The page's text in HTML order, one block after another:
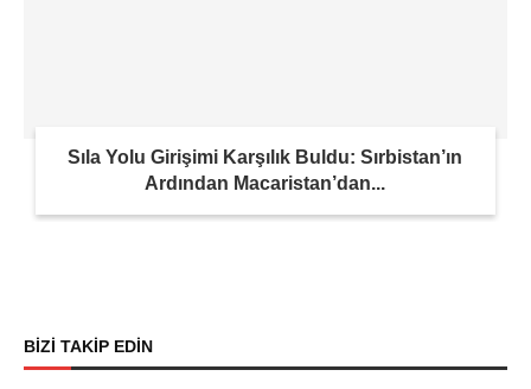
Sıla Yolu Girişimi Karşılık Buldu: Sırbistan’ın
Ardından Macaristan’dan...
BİZİ TAKİP EDİN